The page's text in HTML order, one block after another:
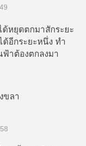
หยุดตกมาสักระยะ
อีกระยะหนึ่ง ทำ
ฟ้าต้องตกลงมา
ขลา